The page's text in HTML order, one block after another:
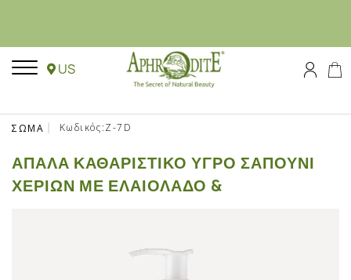
US
ΣΩΜΑ Κωδικός:Z-7D
ΑΠΑΛΆ ΚΑΘΑΡΙΣΤΙΚΌ ΥΓΡΌ ΣΑΠΟΎΝΙ
ΧΕΡΙΏΝ ΜΕ ΕΛΑΙΌΛΑΔΟ &